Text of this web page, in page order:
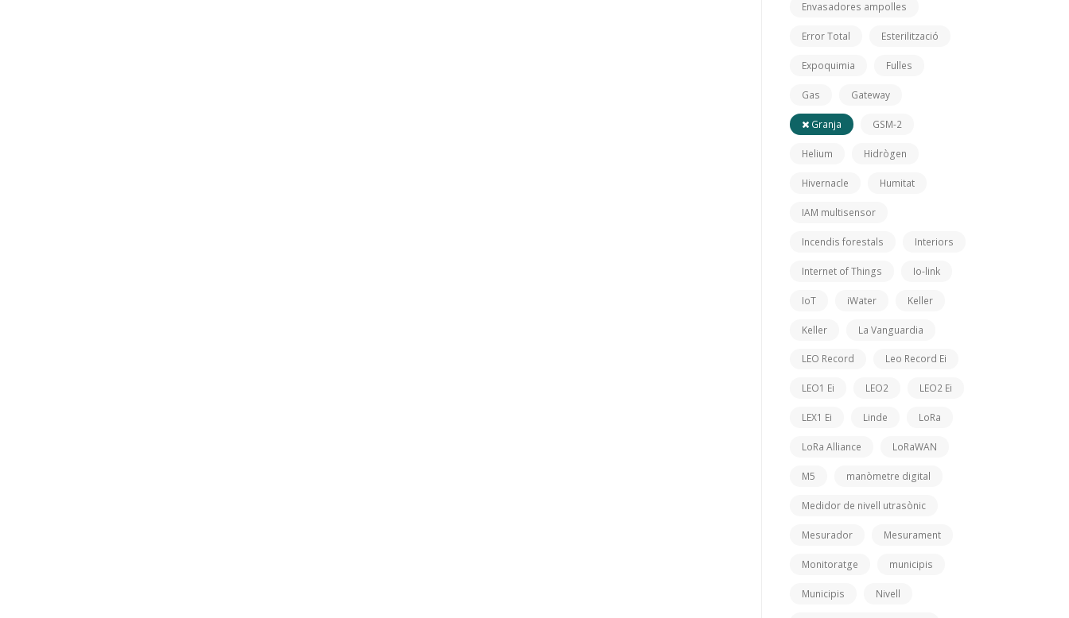
Envasadores ampolles
Error Total Esterilització
Expoquimia Fulles
Gas Gateway
Granja GSM-2
Helium Hidrògen
Hivernacle Humitat
IAM multisensor
Incendis forestals Interiors
Internet of Things Io-link
IoT iWater Keller
Keller La Vanguardia
LEO Record Leo Record Ei
LEO1 Ei LEO2 LEO2 Ei
LEX1 Ei Linde LoRa
LoRa Alliance LoRaWAN
M5 manòmetre digital
Medidor de nivell utrasònic
Mesurador Mesurament
Monitoratge municipis
Municipis Nivell